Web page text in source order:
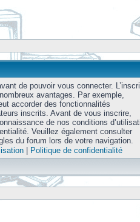
de pouvoir vous connecter.
avantages. Par exemple,
accorder des fonctionnalités
inscrits. Avant de vous inscrire,
de nos conditions
Veuillez également consulter
du forum lors de votre navigation.
| Politique de confidentialité